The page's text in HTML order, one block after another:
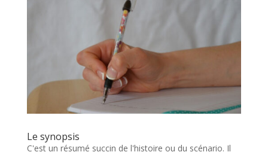
Le synopsis
C'est un résumé succin de l'histoire ou du scénario. Il